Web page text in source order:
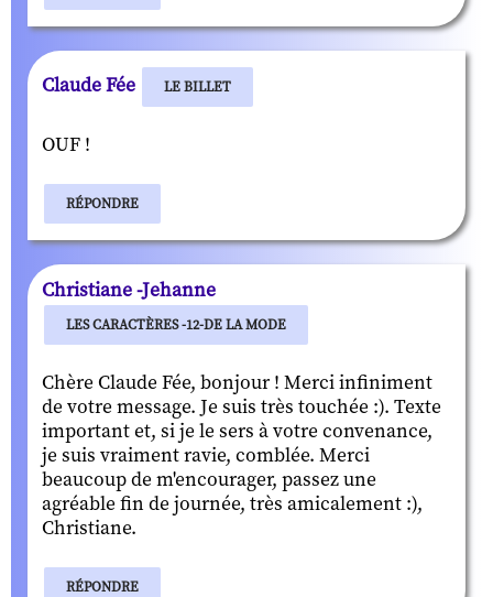
Claude Fée LE BILLET
OUF !
RÉPONDRE
Christiane -Jehanne
LES CARACTÈRES -12-DE LA MODE
Chère Claude Fée, bonjour ! Merci infiniment
de votre message. Je suis très touchée :). Texte
important et, si je le sers à votre convenance,
je suis vraiment ravie, comblée. Merci
beaucoup de m'encourager, passez une
agréable fin de journée, très amicalement :),
Christiane.
RÉPONDRE